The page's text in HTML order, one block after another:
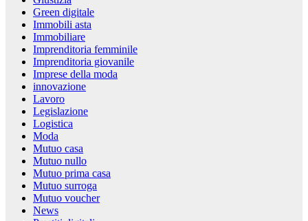
Green digitale
Immobili asta
Immobiliare
Imprenditoria femminile
Imprenditoria giovanile
Imprese della moda
innovazione
Lavoro
Legislazione
Logistica
Moda
Mutuo casa
Mutuo nullo
Mutuo prima casa
Mutuo surroga
Mutuo voucher
News